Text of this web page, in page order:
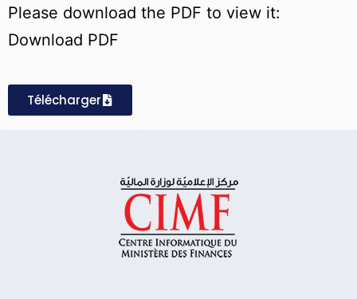
Please download the PDF to view it:
Download PDF
Télécharger